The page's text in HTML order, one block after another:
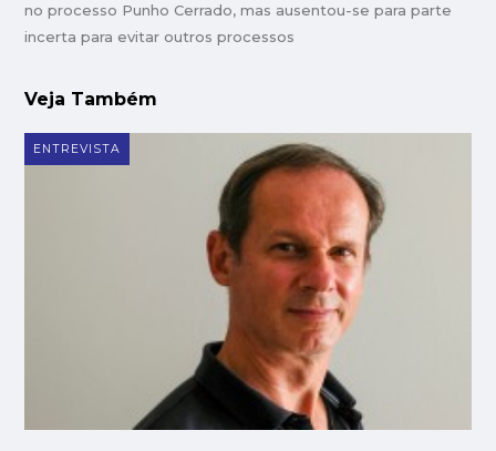
no processo Punho Cerrado, mas ausentou-se para parte
incerta para evitar outros processos
Veja Também
ENTREVISTA